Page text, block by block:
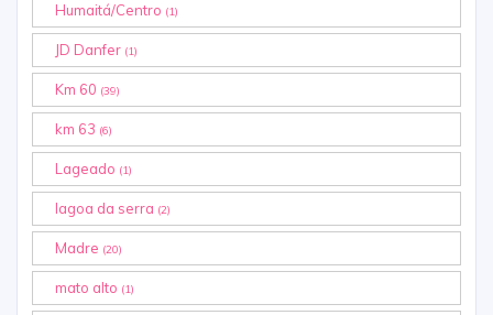
Humaitá/Centro (1)
JD Danfer (1)
Km 60 (39)
km 63 (6)
Lageado (1)
lagoa da serra (2)
Madre (20)
mato alto (1)